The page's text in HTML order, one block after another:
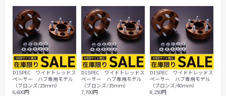
D1SPEC ワイドトレッドス
ペーサー ハブ専用モデル
（ブロンズ/25ｍｍ）
6,600円
D1SPEC ワイドトレッドス
ペーサー ハブ専用モデル
（ブロンズ/35ｍｍ）
7,700円
D1SPEC ワイドトレッドス
ペーサー ハブ専用モデル
（ブロンズ/40ｍｍ）
8,250円